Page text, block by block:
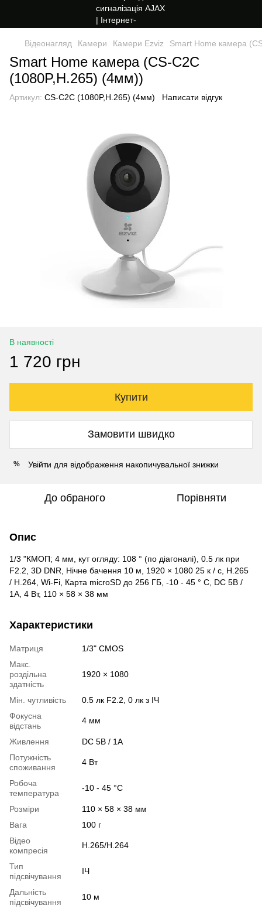
Відеонагляд Камери Камери Ezviz Smart Home камера
Smart Home камера (CS-C2C
(1080P,H.265) (4мм))
Артикул: CS-C2C (1080P,H.265) (4мм) Написати відгук
В наявності
1 720 грн
Купити
Замовити швидко
% Увійти для відображення накопичувальної знижки
До обраного Порівняти
Опис
1/3 "КМОП; 4 мм, кут огляду: 108 ° (по діагоналі), 0.5 лк при
F2.2, 3D DNR, Нічне бачення 10 м, 1920 × 1080 25 к / с, H.265
/ H.264, Wi-Fi, Карта microSD до 256 ГБ, -10 - 45 ° C, DC 5В /
1A, 4 Вт, 110 × 58 × 38 мм
Характеристики
Матриця
1/3" CMOS
Макс.
роздільна
здатність
1920 × 1080
Мін. чутливість
0.5 лк F2.2, 0 лк з ІЧ
Фокусна
відстань
4 мм
Живлення
DC 5В / 1A
Потужність
споживання
4 Вт
Робоча
температура
-10 - 45 °C
Розміри
110 × 58 × 38 мм
Вага
100 г
Відео
компресія
H.265/H.264
Тип
підсвічування
ІЧ
Дальність
підсвічування
10 м